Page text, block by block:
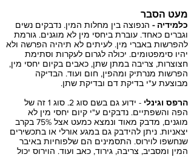
מעט הסבר
כלמידיה - הנפוצה בין מחלות המין. נדבקים נשים
וגברים כאחד. עוברת ביחסי מין לא מוגנים. גורמת
להפרשות באברי מין. לעיתים לא תיהיה הפרשה ולא
יהיו סימפטומים. יכולה לגרום לעקרות וסתימת
חצוצרות, צריבה במתן שתן, כאבים בקיום יחסי מין,
הפרשות מנרתיק ומהפין, חום ועוד. הבדיקה
מבוצעת ע"י בדיקת דם ובדיקת שתן.
הרפס וגינלי
- ידוע גם בשם סוג 2. סוג 1 זה של
הפה והשפתיים. נדבקים ע"י קיום יחסי מין לא
מוגנים, מדבק מאוד ונמצא כמעט אצל 75% בקרב
יצאניות. ניתן להידבק גם במגע אורלי או בתכשירים
שנחשפו לוירוס. התסמינים הם שלפוחיות באיבר
המין ומסביב, צריבה, גירוד, כאב ועוד. הוירוס יכול